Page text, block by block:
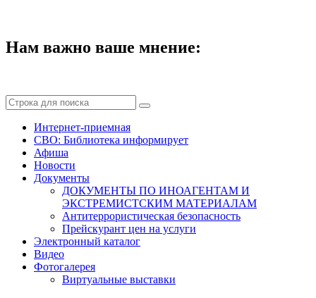
Нам важно ваше мнение:
Интернет-приемная
СВО: Библиотека информирует
Афиша
Новости
Документы
ДОКУМЕНТЫ ПО ИНОАГЕНТАМ И
ЭКСТРЕМИСТСКИМ МАТЕРИАЛАМ
Антитеррористическая безопасность
Прейскурант цен на услуги
Электронный каталог
Видео
Фотогалерея
Виртуальные выставки